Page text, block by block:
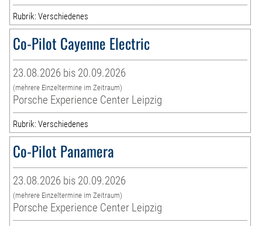
Rubrik: Verschiedenes
Co-Pilot Cayenne Electric
23.08.2026 bis 20.09.2026
(mehrere Einzeltermine im Zeitraum)
Porsche Experience Center Leipzig
Rubrik: Verschiedenes
Co-Pilot Panamera
23.08.2026 bis 20.09.2026
(mehrere Einzeltermine im Zeitraum)
Porsche Experience Center Leipzig